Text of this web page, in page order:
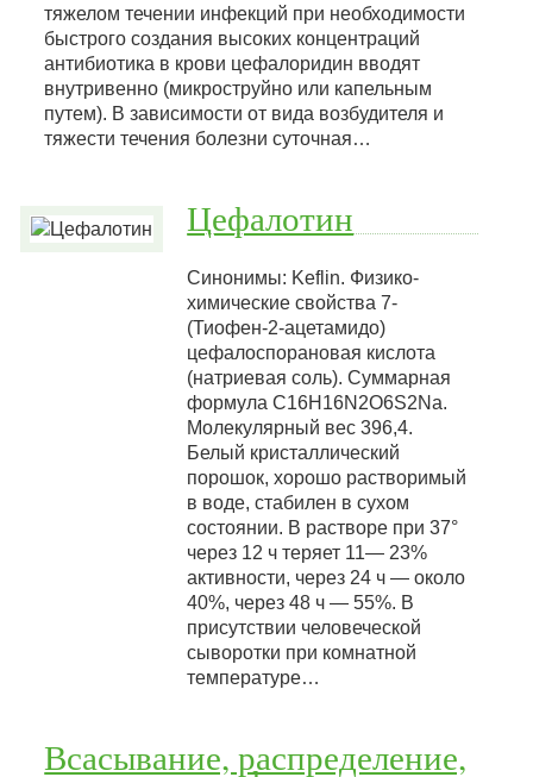
тяжелом течении инфекций при необходимости
быстрого создания высоких концентраций
антибиотика в крови цефалоридин вводят
внутривенно (микроструйно или капельным
путем). В зависимости от вида возбудителя и
тяжести течения болезни суточная…
Цефалотин
Синонимы: Keflin. Физико-
химические свойства 7-
(Тиофен-2-ацетамидо)
цефалоспорановая кислота
(натриевая соль). Суммарная
формула C16H16N2О6S2Na.
Молекулярный вес 396,4.
Белый кристаллический
порошок, хорошо растворимый
в воде, стабилен в сухом
состоянии. В растворе при 37°
через 12 ч теряет 11— 23%
активности, через 24 ч — около
40%, через 48 ч — 55%. В
присутствии человеческой
сыворотки при комнатной
температуре…
Всасывание, распределение,